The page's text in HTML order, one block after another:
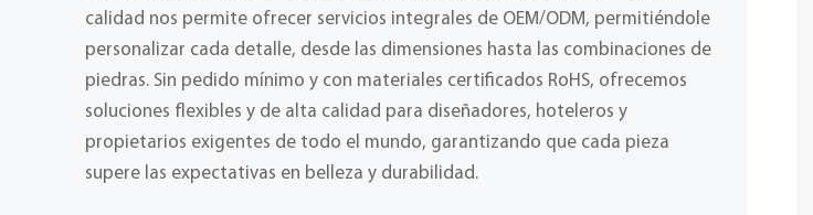
calidad nos permite ofrecer servicios integrales de OEM/ODM, permitiéndole
personalizar cada detalle, desde las dimensiones hasta las combinaciones de
piedras. Sin pedido mínimo y con materiales certificados RoHS, ofrecemos
soluciones flexibles y de alta calidad para diseñadores, hoteleros y
propietarios exigentes de todo el mundo, garantizando que cada pieza
supere las expectativas en belleza y durabilidad.